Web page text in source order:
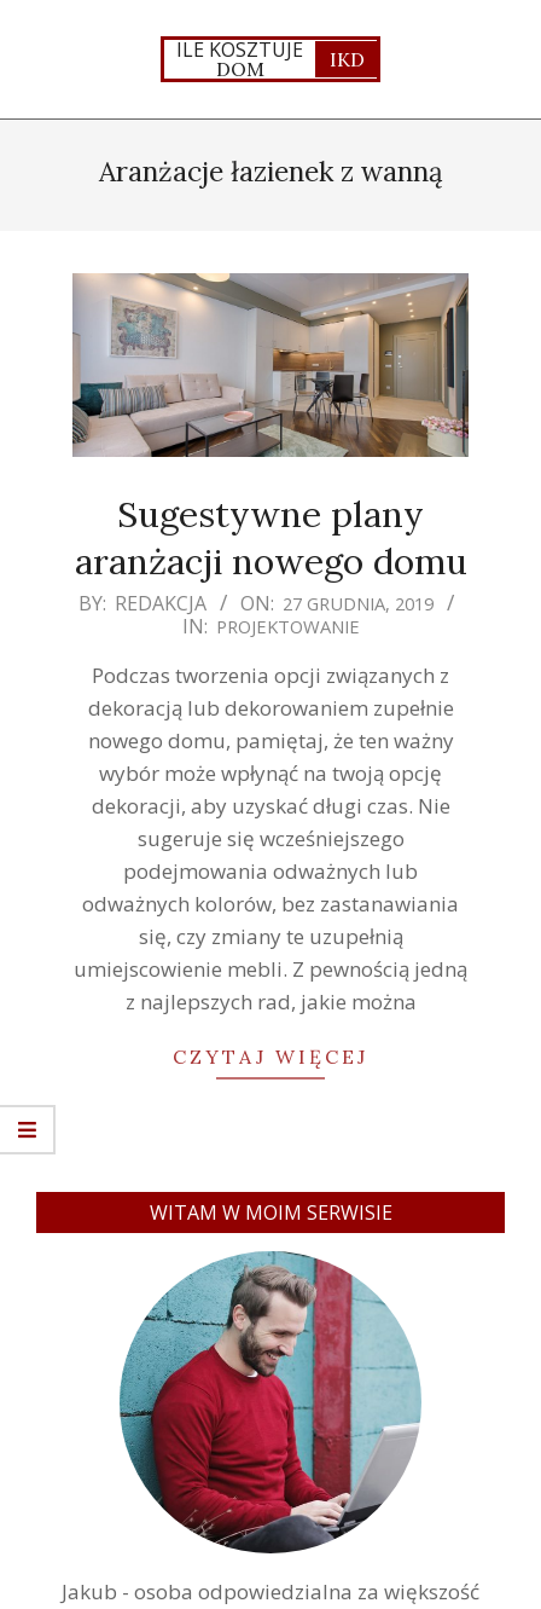
ILE KOSZTUJE
DOM IKD
NavigationAranżacje łazienek z wanną
Sugestywne plany
aranżacji nowego domu
2019-
27
BY: REDAKCJA ON: 27 GRUDNIA, 2019
IN: PROJEKTOWANIE
Podczas tworzenia opcji związanych z
dekoracją lub dekorowaniem zupełnie
nowego domu, pamiętaj, że ten ważny
wybór może wpłynąć na twoją opcję
dekoracji, aby uzyskać długi czas. Nie
sugeruje się wcześniejszego
podejmowania odważnych lub
odważnych kolorów, bez zastanawiania
się, czy zmiany te uzupełnią
umiejscowienie mebli. Z pewnością jedną
z najlepszych rad, jakie można
CZYTAJ WIĘCEJ
WITAM W MOIM SERWISIE
Jakub - osoba odpowiedzialna za większość